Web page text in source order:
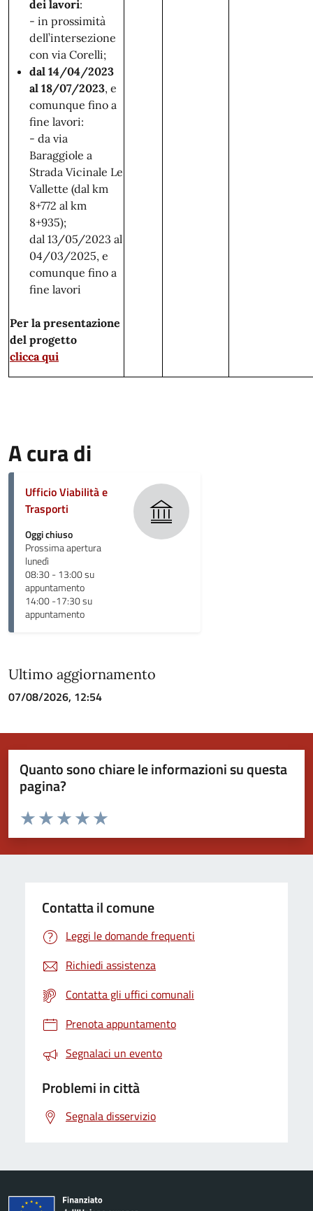
dei lavori:
- in prossimità
dell’intersezione
con via Corelli;
dal 14/04/2023
al 18/07/2023, e
comunque fino a
fine lavori:
- da via
Baraggiole a
Strada Vicinale Le
Vallette (dal km
8+772 al km
8+935);
dal 13/05/2023 al
04/03/2025, e
comunque fino a
fine lavori
Per la presentazione
del progetto
clicca qui
A cura di
Ufficio Viabilità e
Trasporti
Oggi chiuso
Prossima apertura
lunedì
08:30 - 13:00 su
appuntamento
14:00 -17:30 su
appuntamento
Ultimo aggiornamento
07/08/2026, 12:54
Quanto sono chiare le informazioni su questa
pagina?
Valuta da 1 a 5 stelle la pagina
Valuta 5 stelle su 5
Valuta 4 stelle su 5
Valuta 3 stelle su 5
Valuta 2 stelle su 5
Valuta 1 stelle su 5
Contatta il comune
Leggi le domande frequenti
Richiedi assistenza
Contatta gli uffici comunali
Prenota appuntamento
Segnalaci un evento
Problemi in città
Segnala disservizio